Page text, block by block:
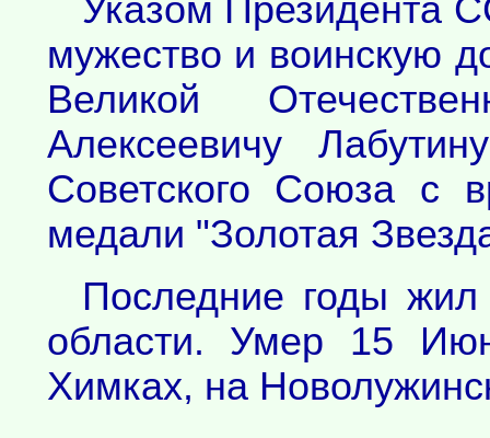
Указом Президента
мужество и воинскую
Великой
Алексеевичу
Советского Союза с
медали "Золотая
Последние годы
области. Умер 15
Химках, на